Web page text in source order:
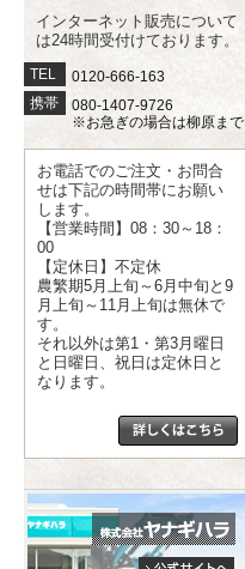
インターネット販売について
は24時間受付けております。
TEL
0120-666-163
携帯
080-1407-9726
※お急ぎの場合は柳原まで
お電話でのご注文・お問合
せは下記の時間帯にお願い
します。
【営業時間】08：30～18：
00
【定休日】不定休
農繁期5月上旬～6月中旬と9
月上旬～11月上旬は無休で
す。
それ以外は第1・第3月曜日
と日曜日、祝日は定休日と
なります。